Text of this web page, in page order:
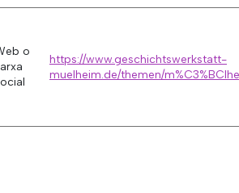
o
https://www.geschichtswerkstatt-
muelheim.de/themen/